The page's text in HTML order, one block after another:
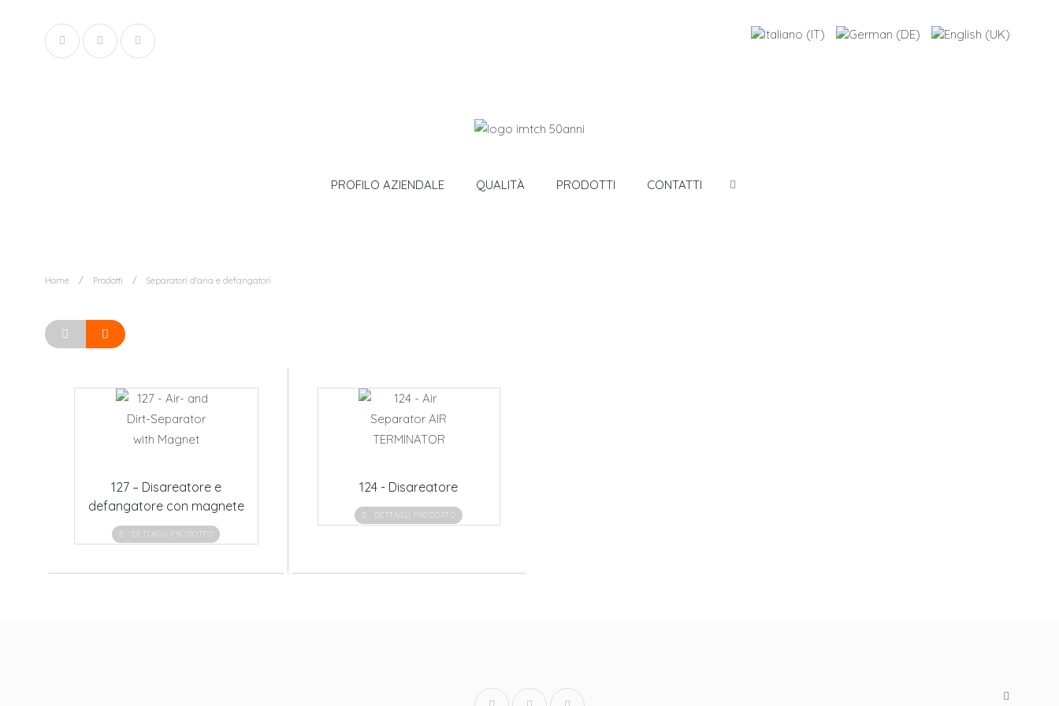
PROFILO AZIENDALE QUALITÀ PRODOTTI CONTATTI
Home Prodotti Separatori d'aria e defangatori
127 – Disareatore e
defangatore con magnete
DETTAGLI PRODOTTO
124 - Disareatore
DETTAGLI PRODOTTO